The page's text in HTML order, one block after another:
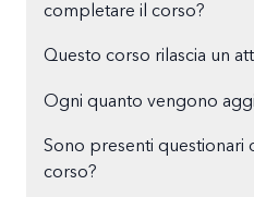
completare il corso?
Questo corso rilascia un
Ogni quanto vengono
Sono presenti questionari
corso?